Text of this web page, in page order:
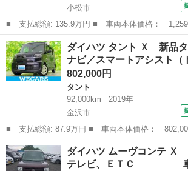
小松市
■ 支払総額: 135.9万円 ■ 車両本体価格： 1,259,000 円 ■ メーカ
ー名： ダイハツ ■ 車種名： ムーヴキャンバ
名： ＸメイクアップＬＴＤＳＡ３☆白ルーフ☆
メラ ☆ツー...
石川 小松市 ダイハツ
ダイハツ タント Ｘ 新品
ナビ／スマートアシスト
802,000円
タント
92,000km
2019年
金沢市
■ 支払総額: 87.9万円 ■ 車両本体価格： 802,000 円 ■ メーカー
名： ダイハツ ■ 車種名： タント ■ グレー
イヤ／社外 ＳＤナビ／スマートアシスト（トヨ
動スライドド...
石川 金沢市 タント
ダイハツ ムーヴコンテ Ｘ
テレビ、ＥＴＣ 車